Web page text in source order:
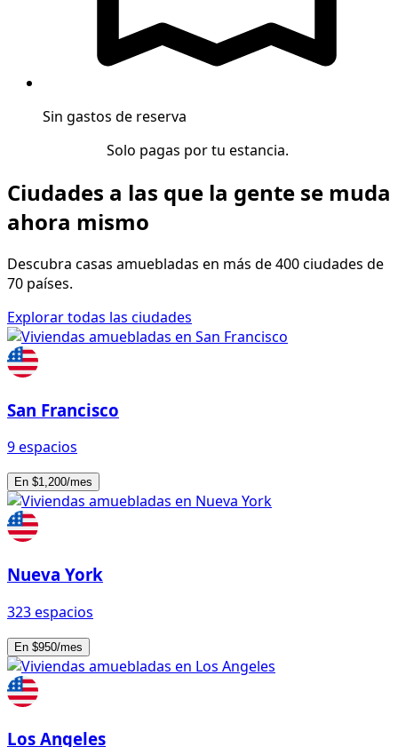
Sin gastos de reserva
Solo pagas por tu estancia.
Ciudades a las que la gente se muda
ahora mismo
Descubra casas amuebladas en más de 400 ciudades de
70 países.
Explorar todas las ciudades
San Francisco
9 espacios
En $1,200/mes
Nueva York
323 espacios
En $950/mes
Los Angeles